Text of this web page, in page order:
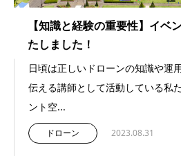
【知識と経験の重要性】イベ
たしました！
日頃は正しいドローンの知識や運
伝える講師として活動している私
ント空...
ドローン 2023.08.31